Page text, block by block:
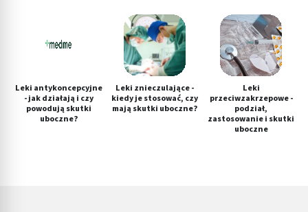
Leki antykoncepcyjne
- jak działają i czy
powodują skutki
uboczne?
Leki znieczulające -
kiedy je stosować, czy
mają skutki uboczne?
Leki
przeciwzakrzepowe -
podział,
zastosowanie i skutki
uboczne